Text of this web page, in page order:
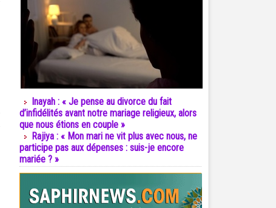
Inayah : « Je pense au divorce du fait
d’infidélités avant notre mariage religieux, alors
que nous étions en couple »
Rajiya : « Mon mari ne vit plus avec nous, ne
participe pas aux dépenses : suis-je encore
mariée ? »